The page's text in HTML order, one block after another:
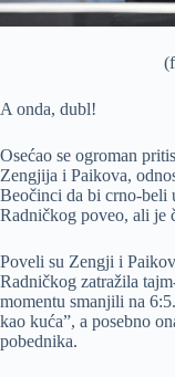
A onda, dubl!
Osećao se ogroman
Zengjija i Paikova,
Beočinci da bi crno-beli
Radničkog poveo, ali je
Poveli su Zengji i
Radničkog zatražila
momentu smanjili na
kao kuća”, a posebno
pobednika.